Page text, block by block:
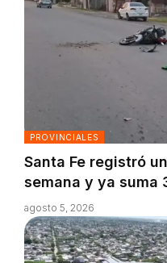
PROVINCIALES
Santa Fe registró
semana y ya suma
agosto 5, 2026